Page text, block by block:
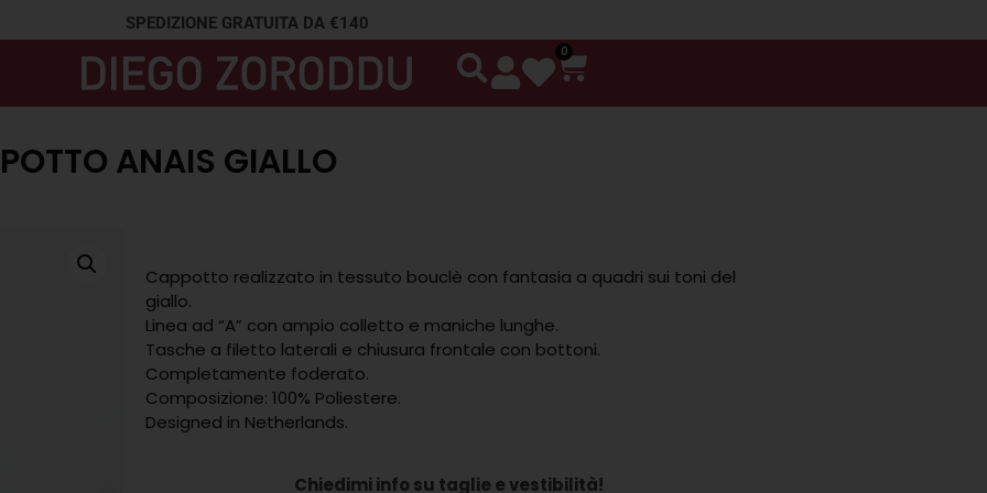
SPEDIZIONE GRATUITA DA €140
0
ANAIS GIALLO
Cappotto realizzato in tessuto bouclè con fantasia a quadri sui toni del
giallo.
Linea ad “A” con ampio colletto e maniche lunghe.
Tasche a filetto laterali e chiusura frontale con bottoni.
Completamente foderato.
Composizione: 100% Poliestere.
Designed in Netherlands.
Chiedimi info su taglie e vestibilità!